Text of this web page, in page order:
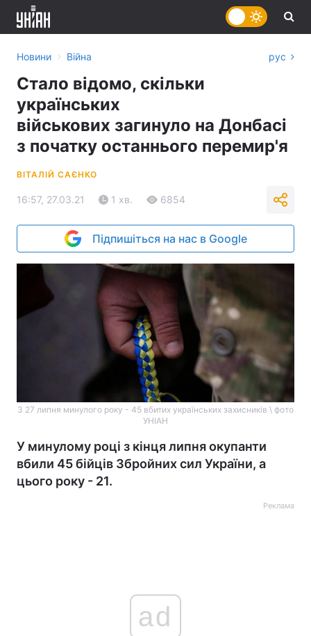
Новини › Війна рус
Стало відомо, скільки
українських
військових загинуло на Донбасі
з початку останнього перемир'я
ВІТАЛІЙ САЄНКО
16:57, 27.03.21 1 хв. 6854
Підпишіться на нас в Google
З 27 липня минулого року - 45 вбитих українських захисників \ фото
УНІАН
У минулому році з кінця липня окупанти
вбили 45 бійців Збройних сил України, а
цього року - 21.
Реклама
ad